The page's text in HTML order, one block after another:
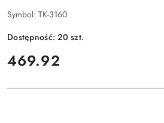
Symbol: TK-3160
Dostępność:20szt.
cena:
469.92